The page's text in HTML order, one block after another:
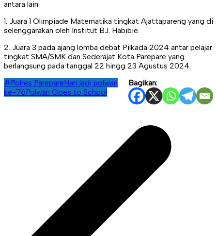
antara lain:
1. Juara 1 Olimpiade Matematika tingkat Ajattapareng yang di
selenggarakan oleh Institut BJ. Habibie.
2. Juara 3 pada ajang lomba debat Pilkada 2024 antar pelajar
tingkat SMA/SMK dan Sederajat Kota Parepare yang
berlangsung pada tanggal 22 hingg 23 Agustus 2024.
Bagikan:
#Polres ParepareHari jadi polwan
ke-76Polwan Goes to School